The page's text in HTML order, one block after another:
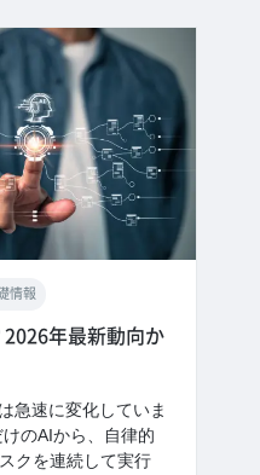
情報
年最新動向か
急速に変化していま
のAIから、自律的
クを連続して実行